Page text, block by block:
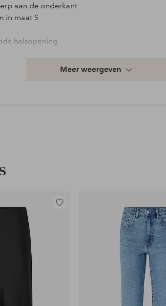
aan de onderkant
in maat S
halsopening
Polyester, 5% Elastaan
boven de 79 €
betalen of in termijnen betalen
Meer weergeven
Toevoegen